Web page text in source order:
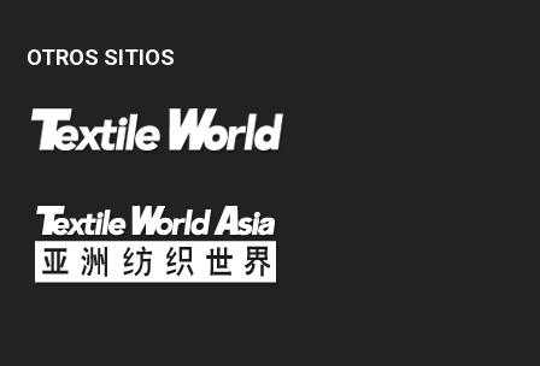
OTROS SITIOS